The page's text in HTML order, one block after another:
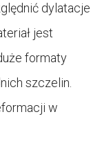
dylatacje
jest
formaty
szczelin.
w